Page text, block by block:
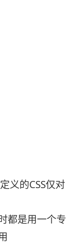
义的CSS仅对
都是用一个专